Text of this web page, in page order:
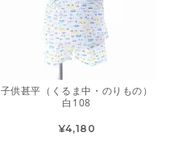
子供甚平（くるま中・のりもの）
白108
¥4,180